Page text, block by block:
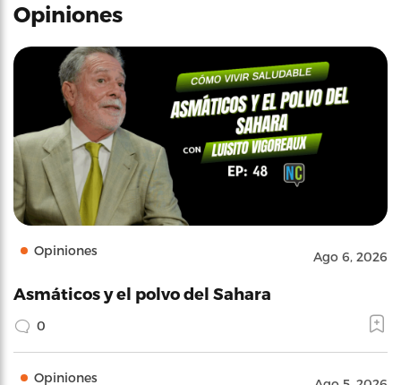
Opiniones
Opiniones Ago 6, 2026
Asmáticos y el polvo del Sahara
0
Opiniones